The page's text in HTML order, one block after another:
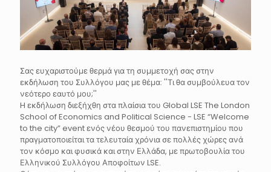
Σας ευχαριστούμε θερμά για τη συμμετοχή σας στην
εκδήλωση του Συλλόγου μας με θέμα: ''Τι θα συμβούλευα τον
νεότερο εαυτό μου;''
H εκδήλωση διεξήχθη στα πλαίσια του Global LSE The London
School of Economics and Political Science - LSE “Welcome
to the city” event ενός νέου θεσμού του πανεπιστημίου που
πραγματοποιείται τα τελευταία χρόνια σε πολλές χώρες ανά
τον κόσμο και φυσικά και στην Ελλάδα, με πρωτοβουλία του
Ελληνικού Συλλόγου Αποφοίτων LSE.